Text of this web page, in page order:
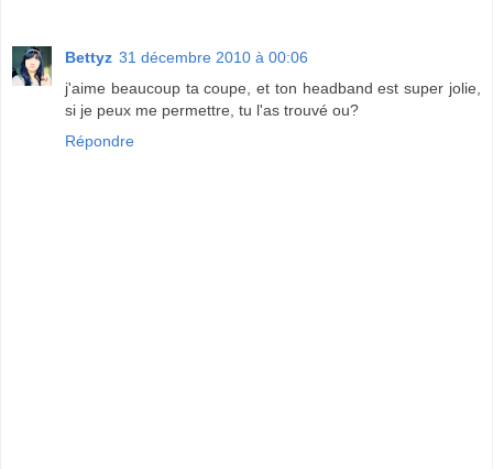
Bettyz 31 décembre 2010 à 00:06
j'aime beaucoup ta coupe, et ton headband est super jolie,
si je peux me permettre, tu l'as trouvé ou?
Répondre